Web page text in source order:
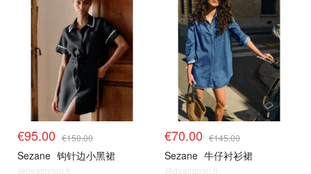
€95.00 €150.00
Sezane 钩针边小黑裙
@dealmoon.fr
€70.00 €145.00
Sezane 牛仔衬衫裙
@dealmoon.fr